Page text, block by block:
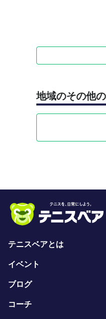
地域のその他
テニスベアとは
イベント
ブログ
コーチ